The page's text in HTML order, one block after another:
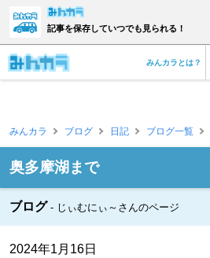
記事を保存していつでも見られる！
みんカラとは？
みんカラ ブログ 日記 ブログ一覧
奥多摩湖まで
ブログ じぃむにぃ～さんのページ
2024年1月16日